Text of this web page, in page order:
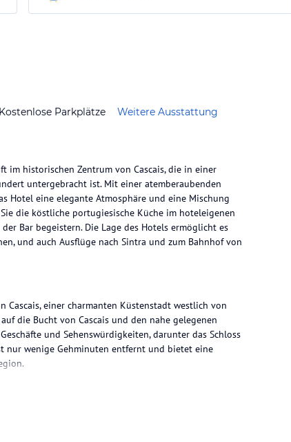
Kostenlose Parkplätze Weitere Ausstattung
im historischen Zentrum von Cascais, die in einer
untergebracht ist. Mit einer atemberaubenden
Hotel eine elegante Atmosphäre und eine Mischung
die köstliche portugiesische Küche im hoteleigenen
Bar begeistern. Die Lage des Hotels ermöglicht es
und auch Ausflüge nach Sintra und zum Bahnhof von
Cascais, einer charmanten Küstenstadt westlich von
die Bucht von Cascais und den nahe gelegenen
und Sehenswürdigkeiten, darunter das Schloss
nur wenige Gehminuten entfernt und bietet eine